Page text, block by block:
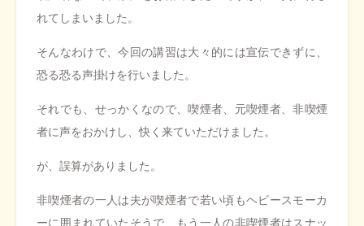
れてしまいました。
そんなわけで、今回の講習は大々的には宣伝できずに、
恐る恐る声掛けを行いました。
それでも、せっかくなので、喫煙者、元喫煙者、非喫煙
者に声をおかけし、快く来ていただけました。
が、誤算がありました。
非喫煙者の一人は夫が喫煙者で若い頃もヘビースモーカ
ーに囲まれていたそうで、もう一人の非喫煙者はスナッ